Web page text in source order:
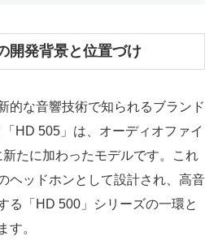
開発背景と位置づけ
的な音響技術で知られるブランド
HD 505」は、オーディオファイ
たに加わったモデルです。これ
ヘッドホンとして設計され、高音
る「HD 500」シリーズの一環と
す。